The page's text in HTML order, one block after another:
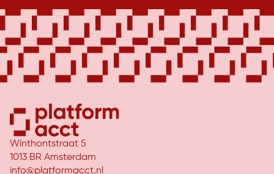
Winthontstraat 5
1013 BR Amsterdam
info@platformacct.nl